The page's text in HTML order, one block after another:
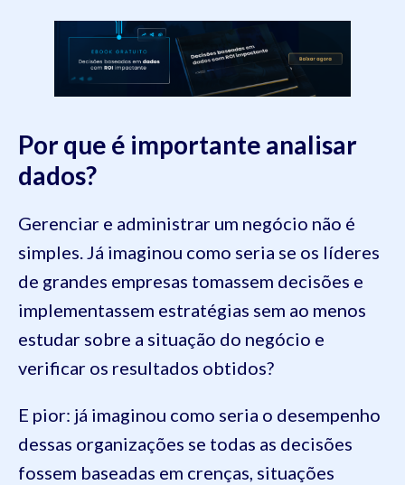
Por que é importante analisar
dados?
Gerenciar e administrar um negócio não é
simples. Já imaginou como seria se os líderes
de grandes empresas tomassem decisões e
implementassem estratégias sem ao menos
estudar sobre a situação do negócio e
verificar os resultados obtidos?
E pior: já imaginou como seria o desempenho
dessas organizações se todas as decisões
fossem baseadas em crenças, situações